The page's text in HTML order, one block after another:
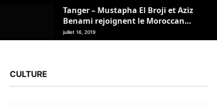
Tanger – Mustapha El Broji et Aziz
Benami rejoignent le Moroccan
Travel Management Club
juillet 16, 2019
CULTURE